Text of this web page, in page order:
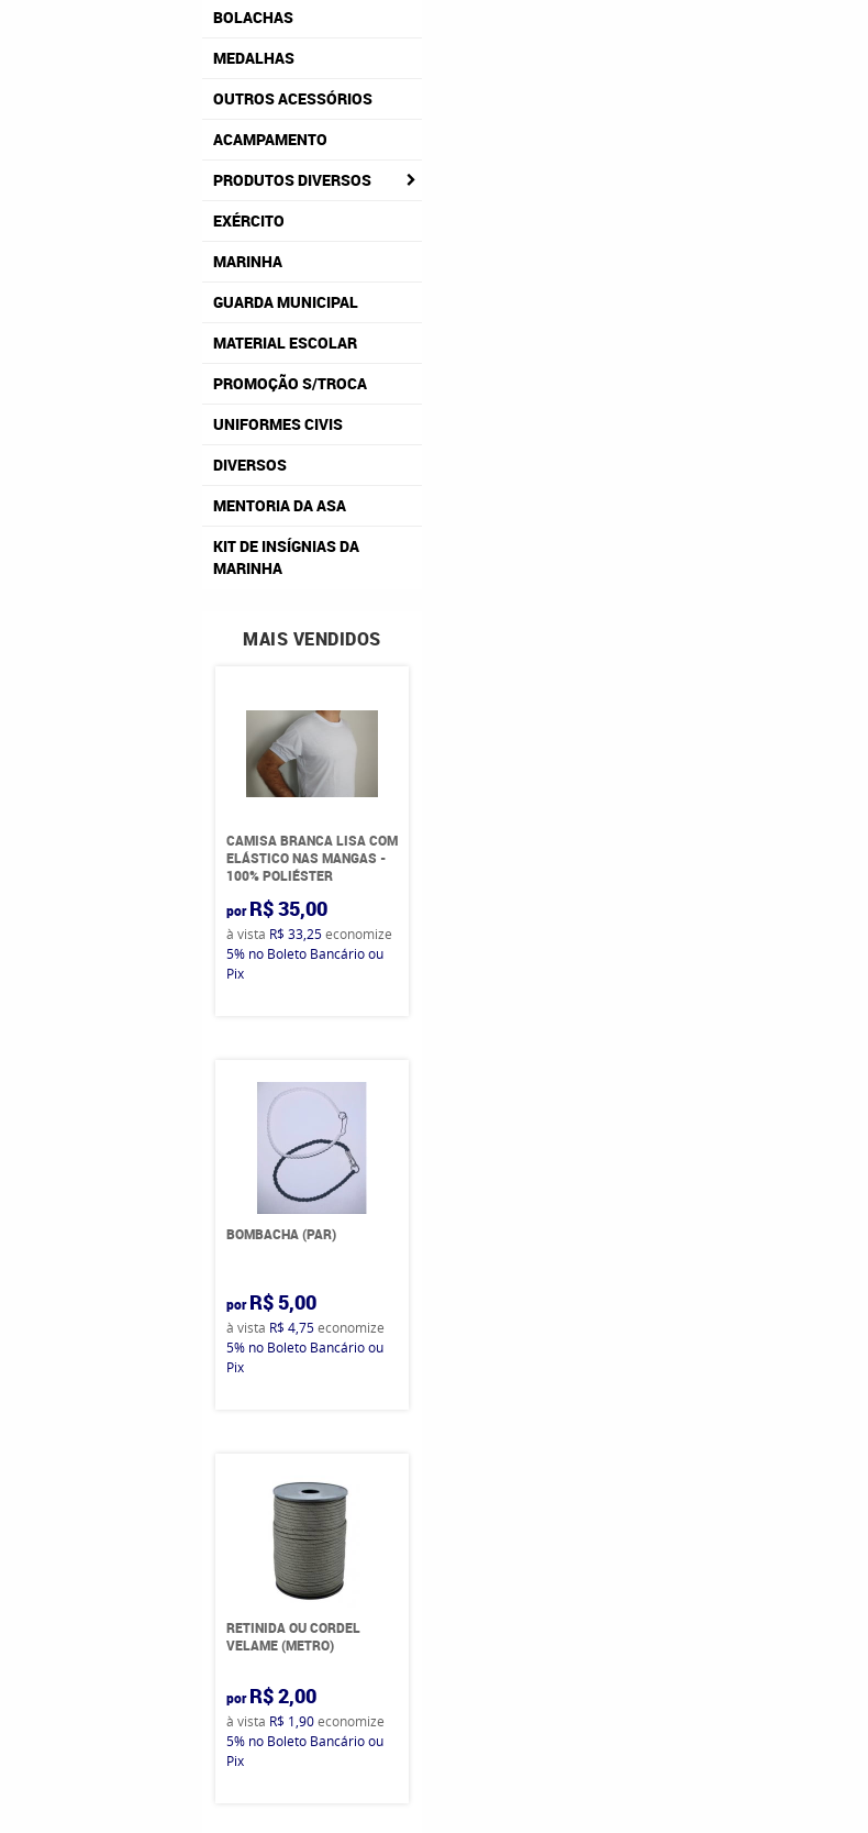
BOLACHAS
MEDALHAS
OUTROS ACESSÓRIOS
ACAMPAMENTO
PRODUTOS DIVERSOS
EXÉRCITO
MARINHA
GUARDA MUNICIPAL
MATERIAL ESCOLAR
PROMOÇÃO S/TROCA
UNIFORMES CIVIS
DIVERSOS
MENTORIA DA ASA
KIT DE INSÍGNIAS DA
MARINHA
MAIS VENDIDOS
CAMISA BRANCA LISA COM
ELÁSTICO NAS MANGAS -
100% POLIÉSTER
por R$ 35,00
à vista R$ 33,25economize
5% no Boleto Bancário ou
Pix
BOMBACHA (PAR)
por R$ 5,00
à vista R$ 4,75economize
5% no Boleto Bancário ou
Pix
RETINIDA OU CORDEL
VELAME (METRO)
por R$ 2,00
à vista R$ 1,90economize
5% no Boleto Bancário ou
Pix